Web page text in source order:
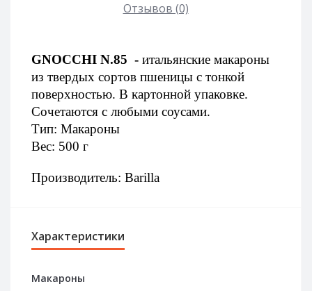
Отзывов (0)
GNOCCHI N.85  - итальянские макароны
из твердых сортов пшеницы с тонкой
поверхностью. В картонной упаковке.
Сочетаются с любыми соусами.
Тип: Макароны
Вес: 500 г
Производитель: Barilla
Характеристики
Макароны